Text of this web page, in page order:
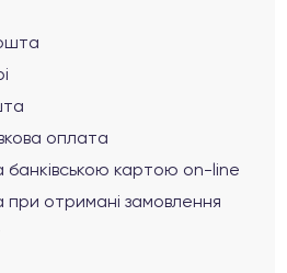
оплата
банківською картою on-line
отримані замовлення